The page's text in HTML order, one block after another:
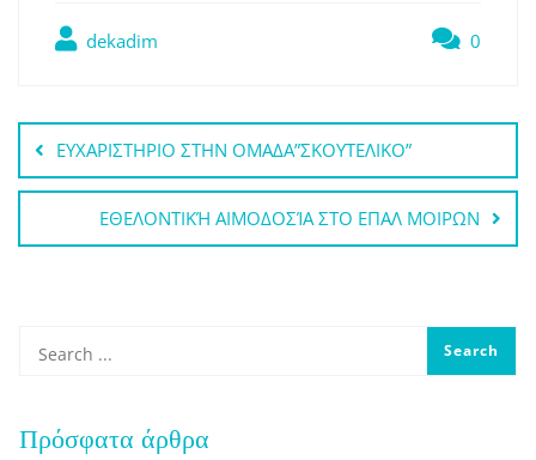
dekadim 0
Πλοήγηση
άρθρων
ΕΥΧΑΡΙΣΤΗΡΙΟ ΣΤΗΝ ΟΜΑΔΑ”ΣΚΟΥΤΕΛΙΚΟ”
ΕΘΕΛΟΝΤΙΚΉ ΑΙΜΟΔΟΣΊΑ ΣΤΟ ΕΠΑΛ ΜΟΙΡΩΝ
Πρόσφατα άρθρα